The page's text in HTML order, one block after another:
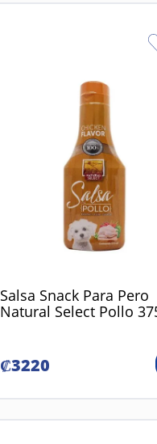
Salsa Snack Para Pero
Natural Select Pollo
₡3220